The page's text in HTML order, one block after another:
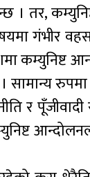
। तर,
कम्युनिष्ट
रुपमा
र